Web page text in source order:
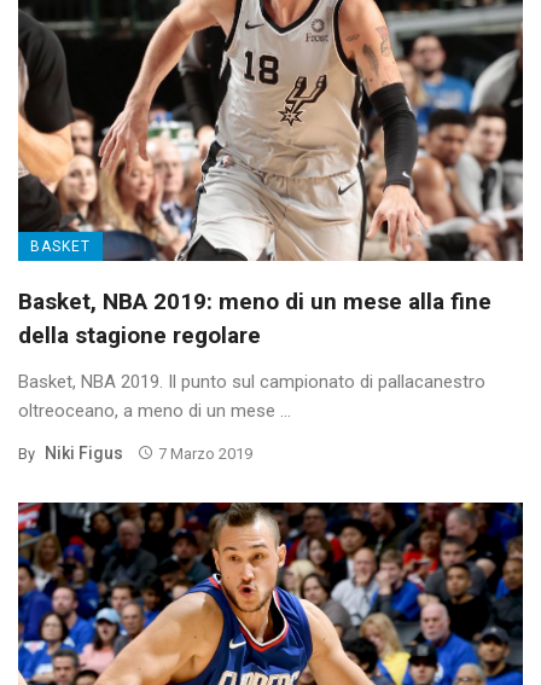
BASKET
Basket, NBA 2019: meno di un mese alla fine
della stagione regolare
Basket, NBA 2019. Il punto sul campionato di pallacanestro
oltreoceano, a meno di un mese ...
By Niki Figus 7 Marzo 2019